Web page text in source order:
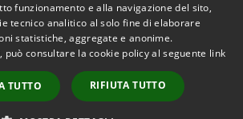
Copyright © 2026 • Comune di
Castrezzato • Powered by
Municipium•
Accesso
redazione
funzionamento e alla navigazione del sito,
tecnico analitico al solo fine di elaborare
statistiche, aggregate e anonime.
può consultare la cookie policy al seguente link
TUTTO RIFIUTA TUTTO